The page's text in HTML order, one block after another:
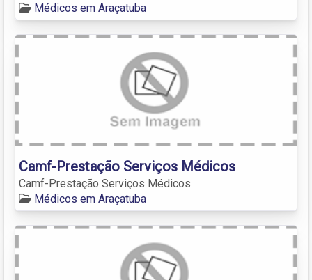
Médicos em Araçatuba
Camf-Prestação Serviços Médicos
Camf-Prestação Serviços Médicos
Médicos em Araçatuba